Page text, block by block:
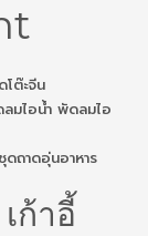
โต๊ะจีน
มไอน้ำ พัดลมไอ
ถาดอุ่นอาหาร
ก้าอี้